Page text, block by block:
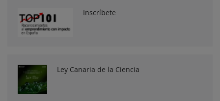
Inscríbete
Ley Canaria de la Ciencia